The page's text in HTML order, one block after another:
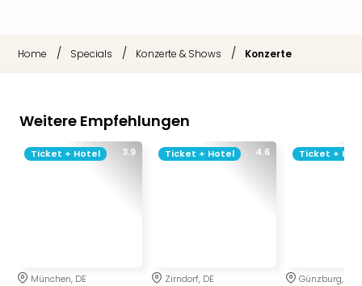
Home / Specials / Konzerte & Shows / Konzerte
Weitere Empfehlungen
3.9
Ticket + Hotel
München, DE
4.6
Ticket + Hotel
Zirndorf, DE
Ticket +
Günzburg, DE